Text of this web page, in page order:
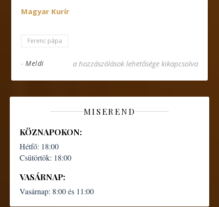
Magyar Kurír
Ferenc pápa
- Meldi Az örömünk missziós öröm, el kell vinnünk
a hozzászólások lehetősége kikapcsolva
MISEREND
KÖZNAPOKON:
Hétfő: 18:00
Csütörtök: 18:00
VASÁRNAP:
Vasárnap: 8:00 és 11:00